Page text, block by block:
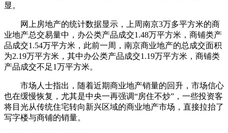
显。
网上房地产的统计数据显示，上周南京3万多平方米的商
业地产总交易量中，办公类产品成交1.48万平方米，商铺类产
品成交1.54万平方米，此前一周，南京商业地产的总成交面积
为2.19万平方米，其中办公类产品成交1.19万平方米，商铺类
产品成交不足1万平方米。
市场人士指出，随着近期商业地产销量的回升，市场信心
也在缓慢恢复，尤其是中央一再强调“房住不炒”，一些投资客
将目光从传统住宅转向新兴区域的商业地产市场，直接拉抬了
写字楼与商铺的销量。